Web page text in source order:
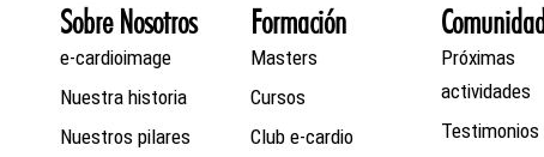
Sobre Nosotros
e-cardioimage
Nuestra historia
Nuestros pilares
Formación
Masters
Cursos
Club e-cardio
Comunidad
Próximas
actividades
Testimonios